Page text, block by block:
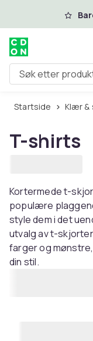
Hopp til
Søk etter
Startside Klær &
T-shirts
Kortermede t-
populære
style dem i det
utvalg av t-skjorter
farger og
din stil.